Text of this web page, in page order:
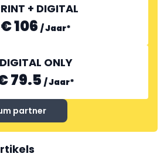
+ DIGITAL
€ 106 /Jaar*
DIGITAL ONLY
79.5 /Jaar*
partner